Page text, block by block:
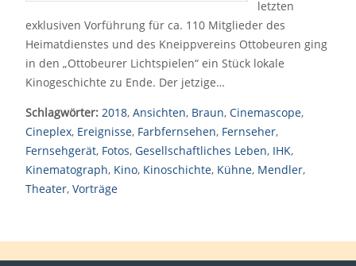
letzten
exklusiven Vorführung für ca. 110 Mitglieder des
Heimatdienstes und des Kneippvereins Ottobeuren ging
in den „Ottobeurer Lichtspielen“ ein Stück lokale
Kinogeschichte zu Ende. Der jetzige…
Schlagwörter: 2018, Ansichten, Braun, Cinemascope,
Cineplex, Ereignisse, Farbfernsehen, Fernseher,
Fernsehgerät, Fotos, Gesellschaftliches Leben, IHK,
Kinematograph, Kino, Kinoschichte, Kühne, Mendler,
Theater, Vorträge